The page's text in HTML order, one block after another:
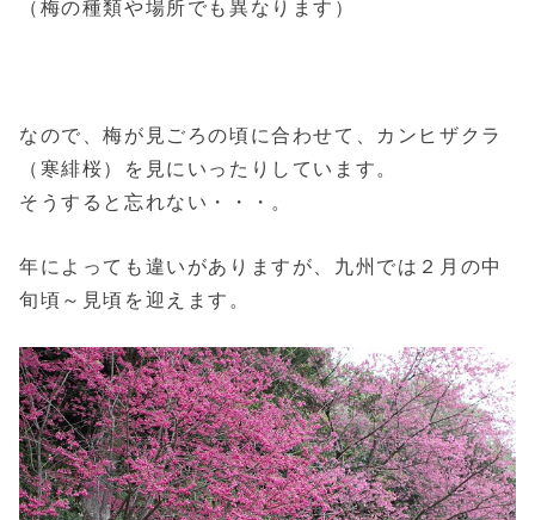
（梅の種類や場所でも異なります）
なので、梅が見ごろの頃に合わせて、カンヒザクラ
（寒緋桜）を見にいったりしています。
そうすると忘れない・・・。
年によっても違いがありますが、九州では２月の中
旬頃～見頃を迎えます。